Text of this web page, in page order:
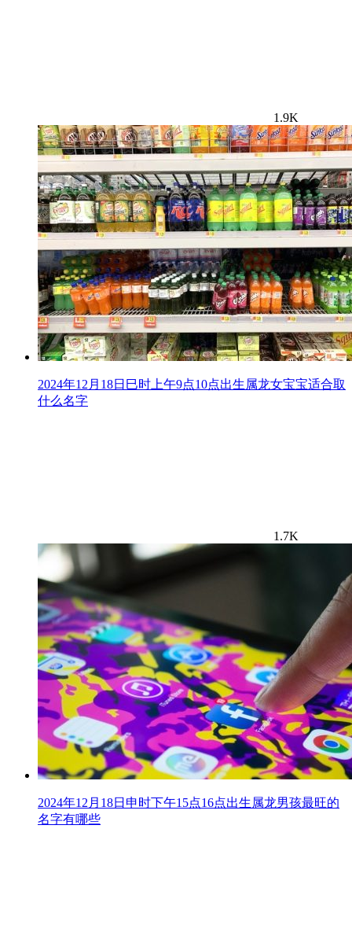
1.9K
2024年12月18日巳时上午9点10点出生属龙女宝宝适合取
什么名字
1.7K
2024年12月18日申时下午15点16点出生属龙男孩最旺的
名字有哪些